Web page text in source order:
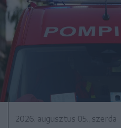
2026. augusztus 05., szerda